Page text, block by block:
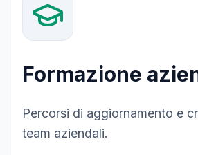
Formazione
Percorsi di aggiornamento e
team aziendali.